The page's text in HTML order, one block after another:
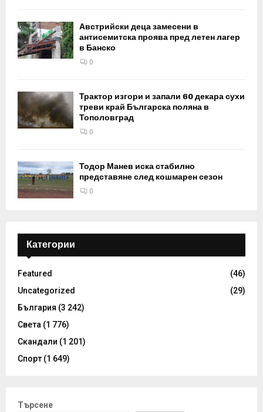
Австрийски деца замесени в
антисемитска проява пред летен лагер
в Банско
0
Трактор изгори и запали 60 декара сухи
треви край Българска поляна в
Тополовград
0
Тодор Манев иска стабилно
представяне след кошмарен сезон
0
Категории
Featured
(46)
Uncategorized
(29)
България (3 242)
Света (1 776)
Скандали (1 201)
Спорт (1 649)
Търсене